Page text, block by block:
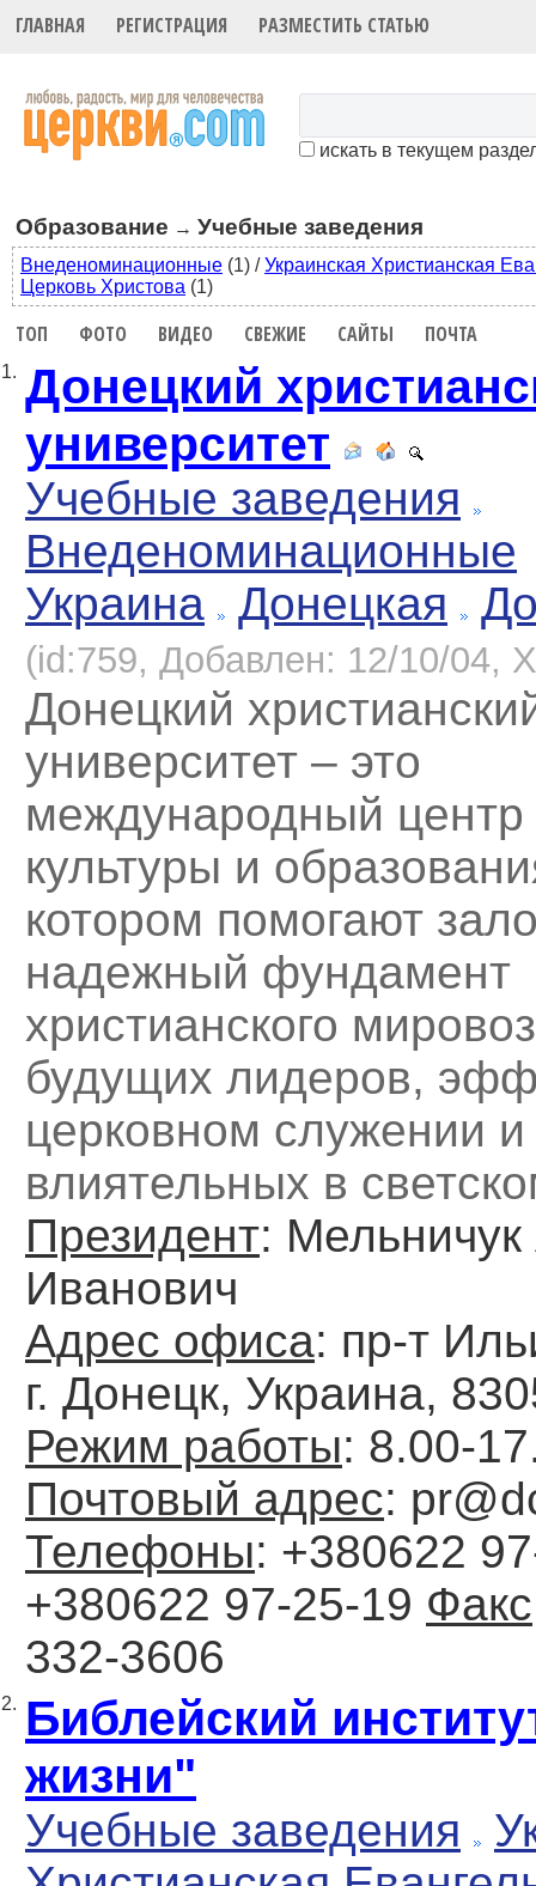
ГЛАВНАЯ РЕГИСТРАЦИЯ РАЗМЕСТИТЬ СТАТЬЮ
искать в текущем
Образование → Учебные заведения
Внеденоминационные (1) /Украинская Христианская
Церковь Христова (1)
ТОП ФОТО ВИДЕО СВЕЖИЕ САЙТЫ ПОЧТА
1. Донецкий
университет
Учебные заведения
Внеденоминационные
Украина
Донецкая
(id:759, Добавлен: 12/10/04,
Донецкий
университет – это
международный центр
культуры и
котором помогают
надежный фундамент
христианского
будущих лидеров,
церковном служении и
влиятельных в
Президент:
Иванович
Адрес офиса: пр-т
г. Донецк, Украина,
Режим работы: 8.00-
Почтовый адрес:
Телефоны: +380622
+380622 97-25-19 Факс
332-3606
2. Библейский
жизни"
Учебные заведения